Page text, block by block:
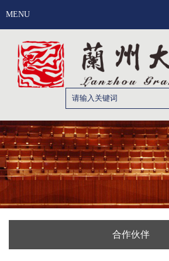
MENU
合作伙伴